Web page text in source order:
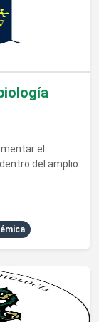
el
del amplio
de Biología